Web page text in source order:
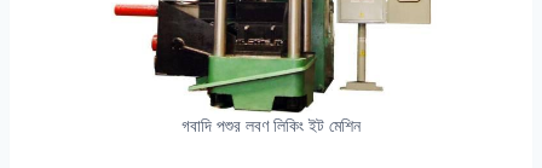
গবাদি পশুর লবণ লিকিং ইট মেশিন